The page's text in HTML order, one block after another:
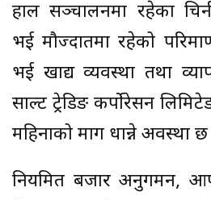
हाल सञ्चालनमा रहेका
भई मौज्दातमा रहेको
भई खाद्य व्यवस्था तथा
साल्ट ट्रेडिङ कर्पोरेसन
महिनाको माग धान्ने अवस्था छ
नियमित बजार अनुगमन,